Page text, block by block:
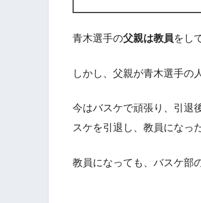
青木選手の父親は教員をし
しかし、父親が青木選手の
今はバスケで頑張り、引退
スケを引退し、教員になっ
教員になっても、バスケ部